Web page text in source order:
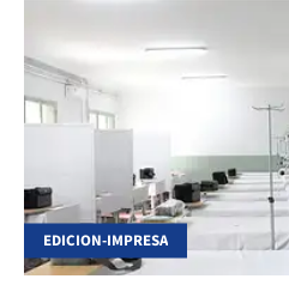
EDICION-IMPRESA